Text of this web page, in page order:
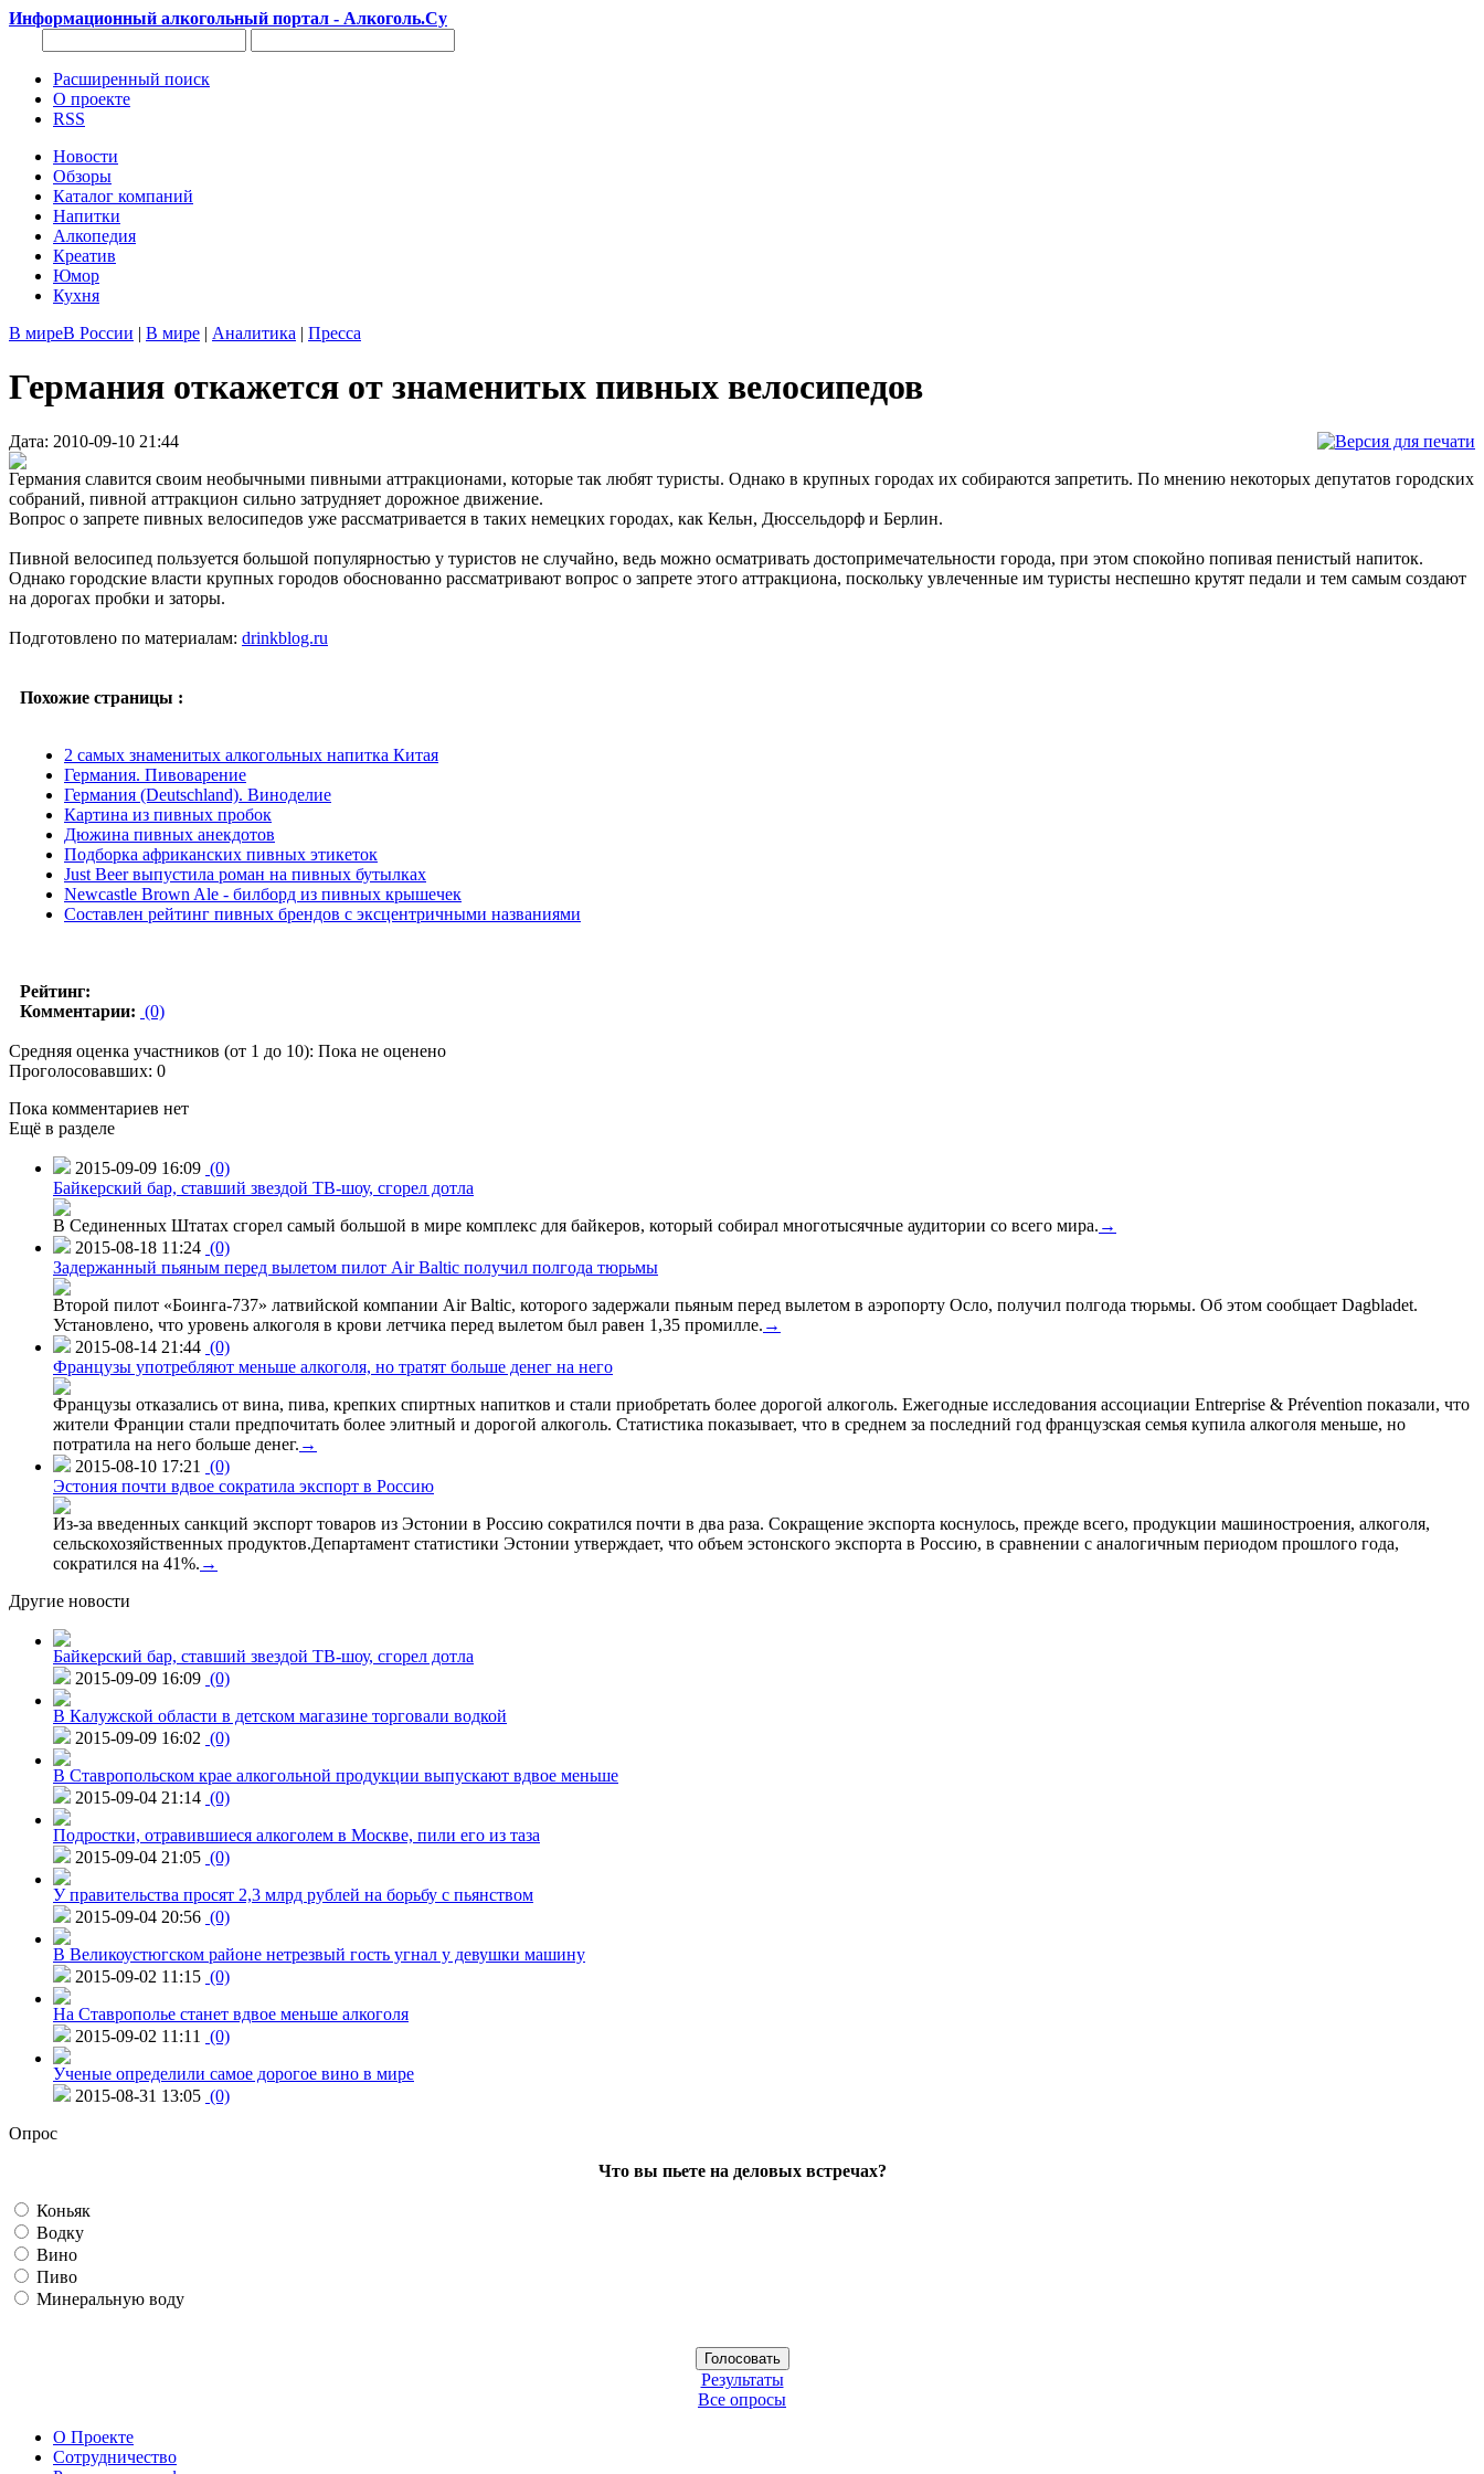
Информационный алкогольный портал - Алкоголь.Су
Расширенный поиск
О проекте
RSS
Новости
Обзоры
Каталог компаний
Напитки
Алкопедия
Креатив
Юмор
Кухня
В миреВ России | В мире | Аналитика | Пресса
Германия откажется от знаменитых пивных велосипедов
Дата: 2010-09-10 21:44
Германия славится своим необычными пивными аттракционами, которые так любят туристы. Однако в крупных городах их собираются запретить. По мнению некоторых депутатов городских
собраний, пивной аттракцион сильно затрудняет дорожное движение.
Вопрос о запрете пивных велосипедов уже рассматривается в таких немецких городах, как Кельн, Дюссельдорф и Берлин.
Пивной велосипед пользуется большой популярностью у туристов не случайно, ведь можно осматривать достопримечательности города, при этом спокойно попивая пенистый напиток.
Однако городские власти крупных городов обоснованно рассматривают вопрос о запрете этого аттракциона, поскольку увлеченные им туристы неспешно крутят педали и тем самым создают
на дорогах пробки и заторы.
Подготовлено по материалам: drinkblog.ru
Похожие страницы :
2 самых знаменитых алкогольных напитка Китая
Германия. Пивоварение
Германия (Deutschland). Виноделие
Картина из пивных пробок
Дюжина пивных анекдотов
Подборка африканских пивных этикеток
Just Beer выпустила роман на пивных бутылках
Newcastle Brown Ale - билборд из пивных крышечек
Составлен рейтинг пивных брендов с эксцентричными названиями
Рейтинг:
Комментарии: (0)
Средняя оценка участников (от 1 до 10): Пока не оценено
Проголосовавших: 0
Пока комментариев нет
Ещё в разделе
2015-09-09 16:09 (0)
Байкерский бар, ставший звездой ТВ-шоу, сгорел дотла
В Сединенных Штатах сгорел самый большой в мире комплекс для байкеров, который собирал многотысячные аудитории со всего мира. →
2015-08-18 11:24 (0)
Задержанный пьяным перед вылетом пилот Air Baltic получил полгода тюрьмы
Второй пилот «Боинга-737» латвийской компании Air Baltic, которого задержали пьяным перед вылетом в аэропорту Осло, получил полгода тюрьмы. Об этом сообщает Dagbladet.
Установлено, что уровень алкоголя в крови летчика перед вылетом был равен 1,35 промилле. →
2015-08-14 21:44 (0)
Французы употребляют меньше алкоголя, но тратят больше денег на него
Французы отказались от вина, пива, крепких спиртных напитков и стали приобретать более дорогой алкоголь. Ежегодные исследования ассоциации Entreprise & Prévention показали, что
жители Франции стали предпочитать более элитный и дорогой алкоголь. Статистика показывает, что в среднем за последний год французская семья купила алкоголя меньше, но
потратила на него больше денег. →
2015-08-10 17:21
(0)
Эстония почти вдвое сократила экспорт в Россию
Из-за введенных санкций экспорт товаров из Эстонии в Россию сократился почти в два раза. Сокращение экспорта коснулось, прежде всего, продукции машиностроения, алкоголя,
сельскохозяйственных продуктов.Департамент статистики Эстонии утверждает, что объем эстонского экспорта в Россию, в сравнении с аналогичным периодом прошлого года,
сократился на 41%. →
Другие новости
Байкерский бар, ставший звездой ТВ-шоу, сгорел дотла
2015-09-09 16:09 (0)
В Калужской области в детском магазине торговали водкой
2015-09-09 16:02 (0)
В Ставропольском крае алкогольной продукции выпускают вдвое меньше
2015-09-04 21:14 (0)
Подростки, отравившиеся алкоголем в Москве, пили его из таза
2015-09-04 21:05 (0)
У правительства просят 2,3 млрд рублей на борьбу с пьянством
2015-09-04 20:56 (0)
В Великоустюгском районе нетрезвый гость угнал у девушки машину
2015-09-02 11:15 (0)
На Ставрополье станет вдвое меньше алкоголя
2015-09-02 11:11
(0)
Ученые определили самое дорогое вино в мире
2015-08-31 13:05 (0)
Опрос
Что вы пьете на деловых встречах?
Коньяк
Водку
Вино
Пиво
Минеральную воду
Результаты
Все опросы
О Проекте
Сотрудничество